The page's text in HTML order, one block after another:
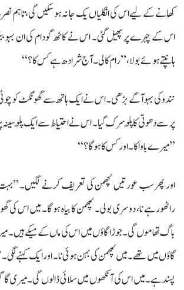
کھانے کے لیے اس کی انگلیاں یک جا نہ ہو سکیں گی،تاہم
اس کے چہرے پر پھیل گئی۔ اس نے کاٹھ گودام کی ان بہو
ہانپتے ہوئے بولا، ’’رام کالی۔آج شرادھ ہے کس کا؟‘‘
نندو کی بہو آگے بڑھی۔ اس نے ایک ہاتھ سے گھونگٹ کو
پر سے دھوتی کا پلّو سرک گیا۔ اس نے احتیاط سے ایک پلّو سینہ پر
’’میرے باوا کا۔اور کس کا ہو گا؟‘‘
اور پھر سب عورتیں لچھمن کی تعریف کرنے لگیں۔
راٹھور ہے نا، دوسری بولی۔ لچھمن کا بیاہ ہو گا۔ میں اس
باگ تھاموں گی۔ جوڑا گاؤں میں اس کی ماں کے میکے ہیں۔
گاؤں میں تھے۔ میں لچھمن کی بہن ہوئی نا۔ اور ایک کہنے لگی۔
پسند ہے۔ میں اس کی آنکھوں میں سلائی ڈالوں گی۔ میری